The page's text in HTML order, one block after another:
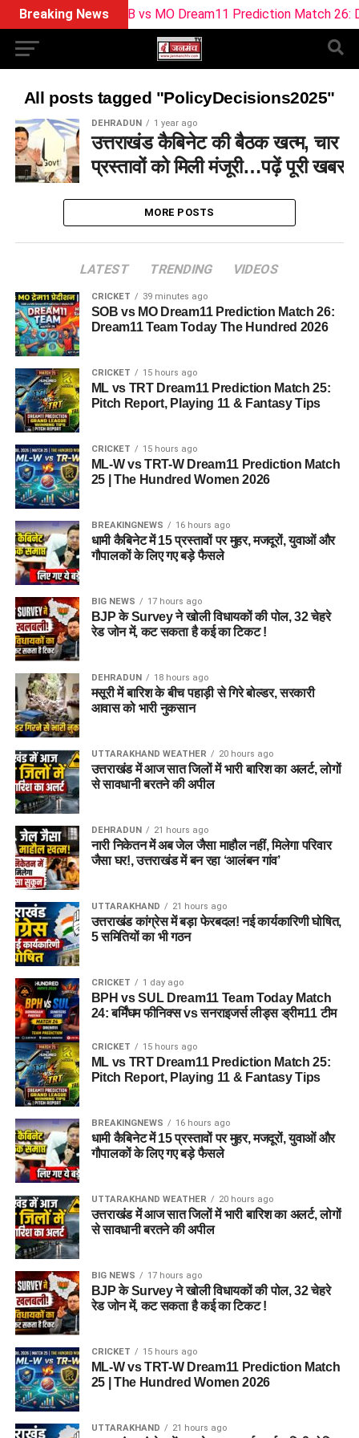
Breaking NewsSOB vs MO Dream11 Prediction Match 26:
All posts tagged "PolicyDecisions2025"
DEHRADUN 1 year ago
उत्तराखंड कैबिनेट की बैठक खत्म, चार
प्रस्तावों को मिली मंजूरी…पढ़ें पूरी खबर
MORE POSTS
LATEST TRENDING VIDEOS
CRICKET 39 minutes ago
SOB vs MO Dream11 Prediction Match 26:
Dream11 Team Today The Hundred 2026
CRICKET 15 hours ago
ML vs TRT Dream11 Prediction Match 25:
Pitch Report, Playing 11 & Fantasy Tips
CRICKET 15 hours ago
ML-W vs TRT-W Dream11 Prediction Match
25 | The Hundred Women 2026
BREAKINGNEWS 16 hours ago
धामी कैबिनेट में 15 प्रस्तावों पर मुहर, मजदूरों, युवाओं और
गौपालकों के लिए गए बड़े फैसले
BIG NEWS 17 hours ago
BJP के Survey ने खोली विधायकों की पोल, 32 चेहरे
रेड जोन में, कट सकता है कई का टिकट !
DEHRADUN 18 hours ago
मसूरी में बारिश के बीच पहाड़ी से गिरे बोल्डर, सरकारी
आवास को भारी नुकसान
UTTARAKHAND WEATHER 20 hours ago
उत्तराखंड में आज सात जिलों में भारी बारिश का अलर्ट, लोगों
से सावधानी बरतने की अपील
DEHRADUN 21 hours ago
नारी निकेतन में अब जेल जैसा माहौल नहीं, मिलेगा परिवार
जैसा घर!, उत्तराखंड में बन रहा ‘आलंबन गांव’
UTTARAKHAND 21 hours ago
उत्तराखंड कांग्रेस में बड़ा फेरबदल! नई कार्यकारिणी घोषित,
5 समितियों का भी गठन
CRICKET 1 day ago
BPH vs SUL Dream11 Team Today Match
24: बर्मिंघम फीनिक्स vs सनराइजर्स लीड्स ड्रीम11 टीम
CRICKET 15 hours ago
ML vs TRT Dream11 Prediction Match 25:
Pitch Report, Playing 11 & Fantasy Tips
BREAKINGNEWS 16 hours ago
धामी कैबिनेट में 15 प्रस्तावों पर मुहर, मजदूरों, युवाओं और
गौपालकों के लिए गए बड़े फैसले
UTTARAKHAND WEATHER 20 hours ago
उत्तराखंड में आज सात जिलों में भारी बारिश का अलर्ट, लोगों
से सावधानी बरतने की अपील
BIG NEWS 17 hours ago
BJP के Survey ने खोली विधायकों की पोल, 32 चेहरे
रेड जोन में, कट सकता है कई का टिकट !
CRICKET 15 hours ago
ML-W vs TRT-W Dream11 Prediction Match
25 | The Hundred Women 2026
UTTARAKHAND 21 hours ago